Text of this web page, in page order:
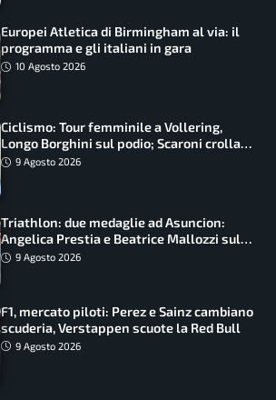
Europei Atletica di Birmingham al via: il
programma e gli italiani in gara
10 Agosto 2026
Ciclismo: Tour femminile a Vollering,
Longo Borghini sul podio; Scaroni crolla
in Polonia
9 Agosto 2026
Triathlon: due medaglie ad Asuncion:
Angelica Prestia e Beatrice Mallozzi sul
podio
9 Agosto 2026
F1, mercato piloti: Perez e Sainz cambiano
scuderia, Verstappen scuote la Red Bull
9 Agosto 2026